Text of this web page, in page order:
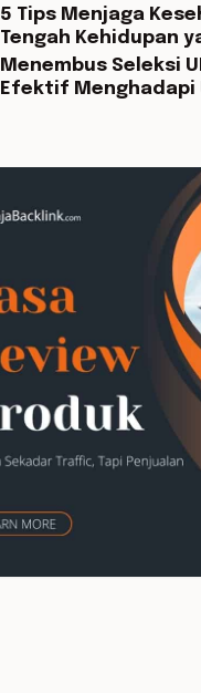
5 Tips Menjaga
Tengah Kehidupan
Menembus Seleksi
Efektif Menghadapi